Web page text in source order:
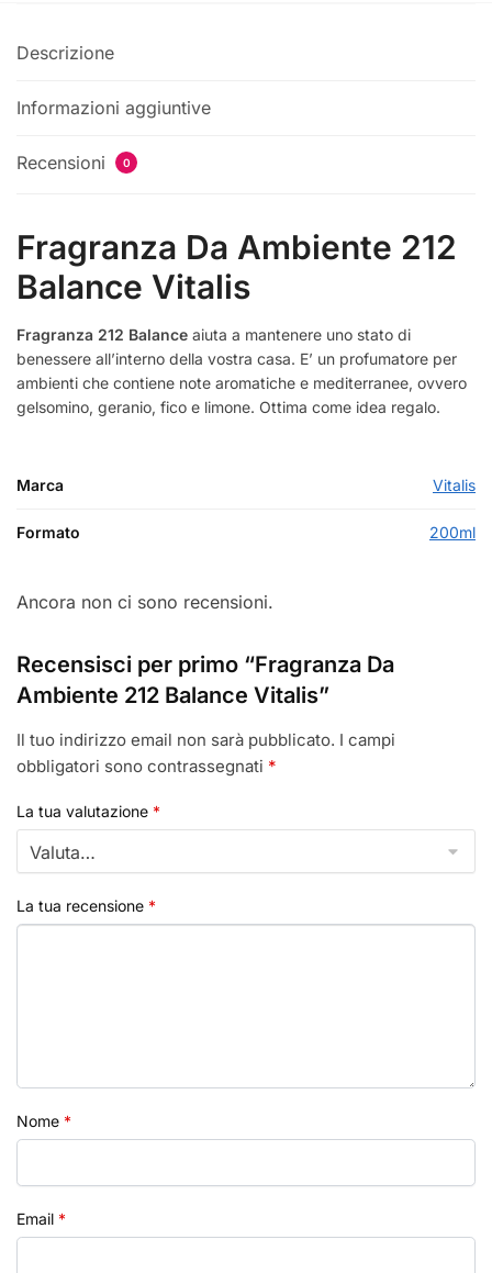
Descrizione
Informazioni aggiuntive
Recensioni 0
Fragranza Da Ambiente 212
Balance Vitalis
Fragranza 212 Balance aiuta a mantenere uno stato di
benessere all’interno della vostra casa. E’ un profumatore per
ambienti che contiene note aromatiche e mediterranee, ovvero
gelsomino, geranio, fico e limone. Ottima come idea regalo.
Marca Vitalis
Formato 200ml
Ancora non ci sono recensioni.
Recensisci per primo “Fragranza Da
Ambiente 212 Balance Vitalis”
Il tuo indirizzo email non sarà pubblicato. I campi
obbligatori sono contrassegnati *
La tua valutazione *
La tua recensione *
Nome *
Email *